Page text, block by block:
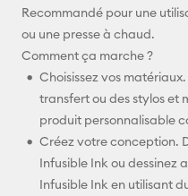
Recommandé pour une
ou une presse à chaud.
Comment ça marche ?
Choisissez vos
transfert ou des stylos et
produit personnalisable
Créez votre conception.
Infusible Ink ou dessinez
Infusible Ink en utilisant